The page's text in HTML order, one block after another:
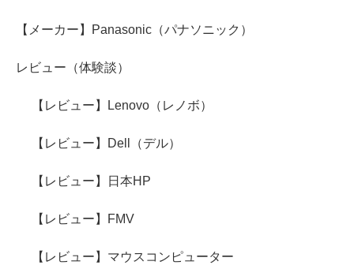
【メーカー】Panasonic（パナソニック）
レビュー（体験談）
【レビュー】Lenovo（レノボ）
【レビュー】Dell（デル）
【レビュー】日本HP
【レビュー】FMV
【レビュー】マウスコンピューター